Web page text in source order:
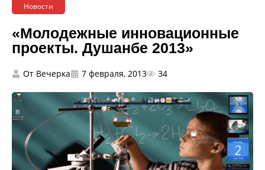
Новости
«Молодежные инновационные
проекты. Душанбе 2013»
От Вечерка 7 февраля, 2013 34